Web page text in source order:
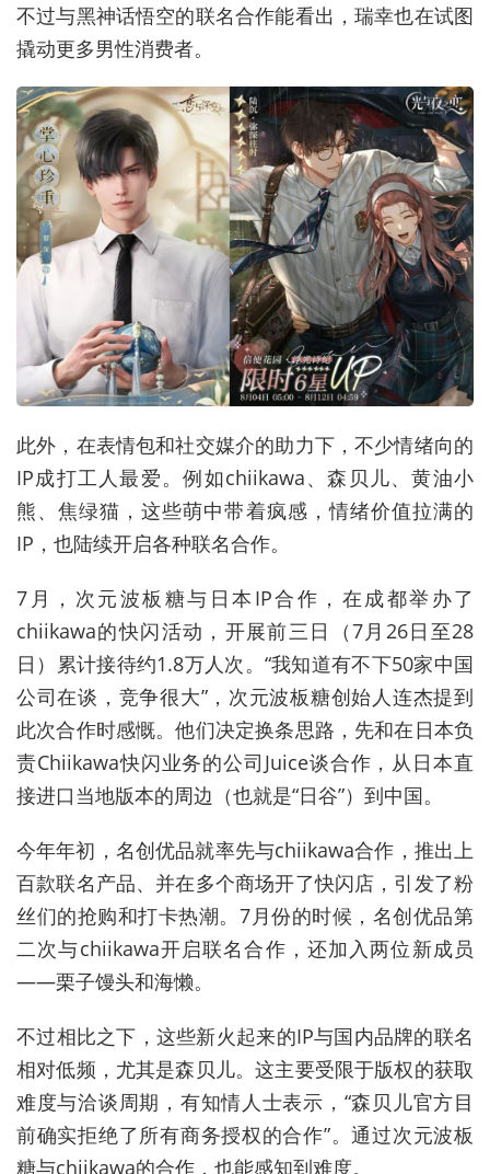
不过与黑神话悟空的联名合作能看出，瑞幸也在试图
撬动更多男性消费者。
此外，在表情包和社交媒介的助力下，不少情绪向的
IP成打工人最爱。例如chiikawa、森贝儿、黄油小
熊、焦绿猫，这些萌中带着疯感，情绪价值拉满的
IP，也陆续开启各种联名合作。
7月，次元波板糖与日本IP合作，在成都举办了
chiikawa的快闪活动，开展前三日（7月26日至28
日）累计接待约1.8万人次。“我知道有不下50家中国
公司在谈，竞争很大”，次元波板糖创始人连杰提到
此次合作时感慨。他们决定换条思路，先和在日本负
责Chiikawa快闪业务的公司Juice谈合作，从日本直
接进口当地版本的周边（也就是“日谷”）到中国。
今年年初，名创优品就率先与chiikawa合作，推出上
百款联名产品、并在多个商场开了快闪店，引发了粉
丝们的抢购和打卡热潮。7月份的时候，名创优品第
二次与chiikawa开启联名合作，还加入两位新成员
——栗子馒头和海懒。
不过相比之下，这些新火起来的IP与国内品牌的联名
相对低频，尤其是森贝儿。这主要受限于版权的获取
难度与洽谈周期，有知情人士表示，“森贝儿官方目
前确实拒绝了所有商务授权的合作”。通过次元波板
糖与chiikawa的合作，也能感知到难度。